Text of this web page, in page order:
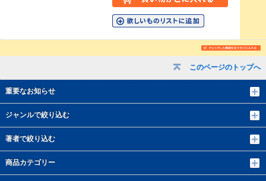
このページのトップへ
重要なお知らせ
ジャンルで絞り込む
著者で絞り込む
商品カテゴリー